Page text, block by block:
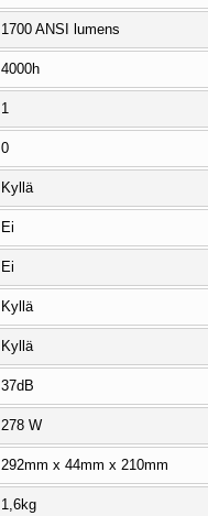
1700 ANSI lumens
4000h
1
0
Kyllä
Ei
Ei
Kyllä
Kyllä
37dB
278 W
292mm x 44mm x 210mm
1,6kg